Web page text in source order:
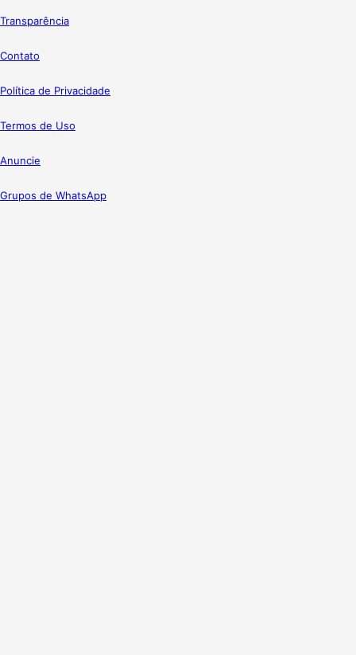
Transparência
Contato
Política de Privacidade
Termos de Uso
Anuncie
Grupos de WhatsApp